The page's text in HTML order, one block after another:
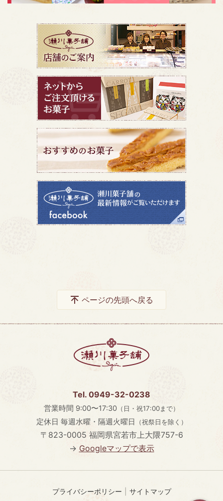
ページの先頭へ戻る
Tel. 0949-32-0238
営業時間 9:00〜17:30 （日・祝17:00まで）
定休日 毎週水曜・隔週火曜日 （祝祭日を除く）
〒823-0005 福岡県宮若市上大隈757-6
→ Googleマップで表示
プライバシーポリシー サイトマップ